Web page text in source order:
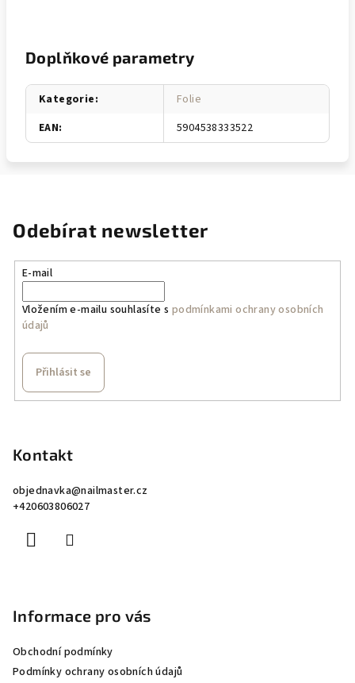
Doplňkové parametry
Kategorie:
Folie
EAN: 5904538333522
Odebírat newsletter
E-mail
Vložením e-mailu souhlasíte s podmínkami ochrany osobních
údajů
Přihlásit se
Kontakt
objednavka@nailmaster.cz
+420603806027
Informace pro vás
Obchodní podmínky
Podmínky ochrany osobních údajů